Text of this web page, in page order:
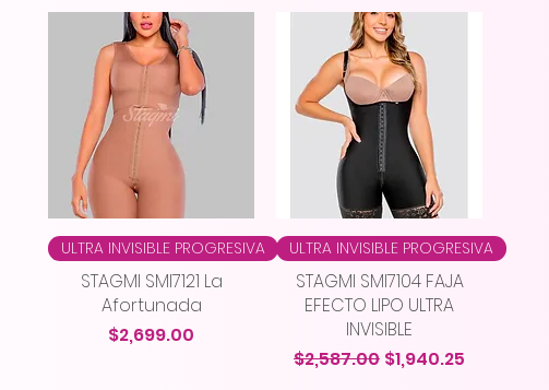
ULTRA INVISIBLE PROGRESIVA
STAGMI SMI7121 La
Afortunada
Precio
$2,699.00
ULTRA INVISIBLE PROGRESIVA
STAGMI SMI7104 FAJA
EFECTO LIPO ULTRA
INVISIBLE
Precio
$2,587.00 Precio de oferta
$1,940.25